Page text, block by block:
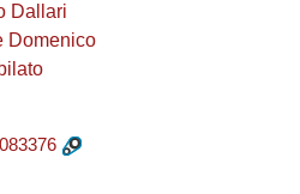
Dallari
Domenico